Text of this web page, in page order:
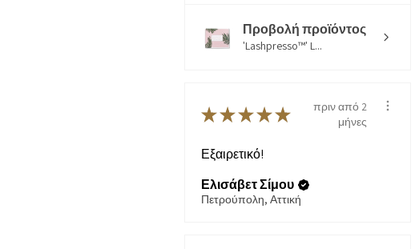
Προβολή προϊόντος
'Lashpresso™' L...
★★★★★
πριν από 2
μήνες
Εξαιρετικό!
Ελισάβετ Σίμου
Πετρούπολη, Αττική